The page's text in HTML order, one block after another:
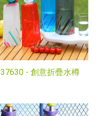
37630 - 創意折疊水樽